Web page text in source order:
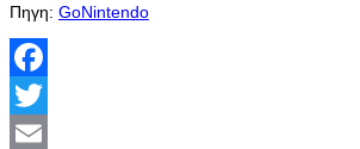
Πηγη: GoNintendo
Facebook
Twitter